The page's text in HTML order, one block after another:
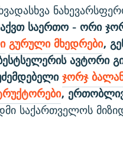
საერთო - ორი
გურული მხედრები,
ავტორი
ჯორჯ
,
საქართველოს